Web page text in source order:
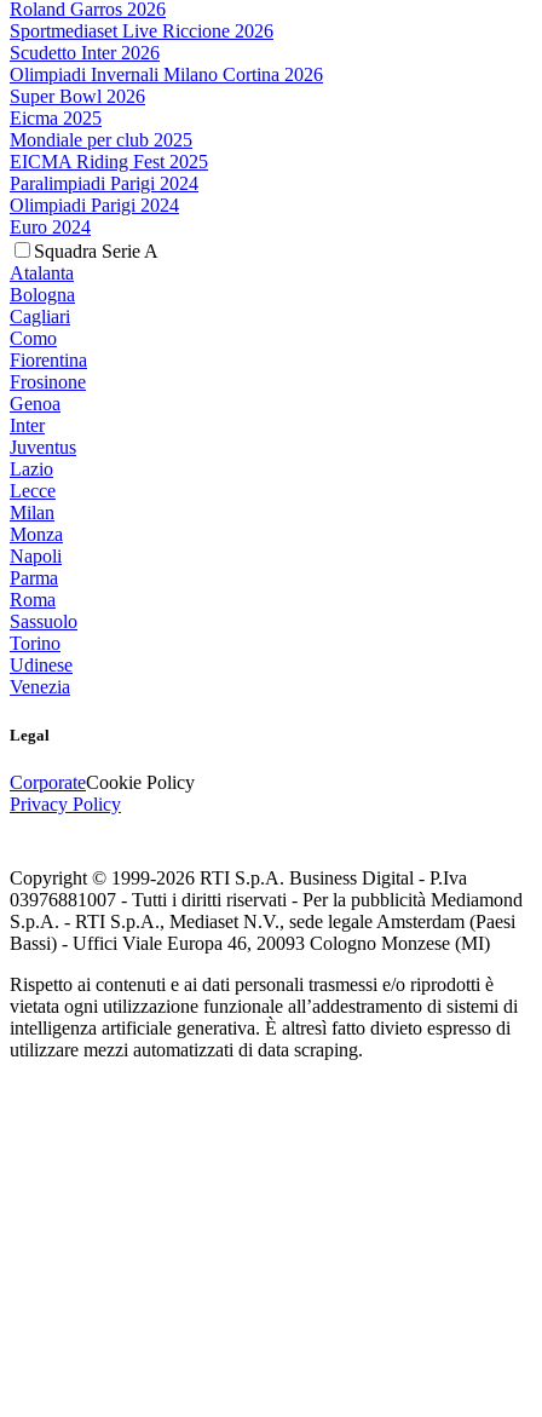
Roland Garros 2026
Sportmediaset Live Riccione 2026
Scudetto Inter 2026
Olimpiadi Invernali Milano Cortina 2026
Super Bowl 2026
Eicma 2025
Mondiale per club 2025
EICMA Riding Fest 2025
Paralimpiadi Parigi 2024
Olimpiadi Parigi 2024
Euro 2024
Squadra Serie A
Atalanta
Bologna
Cagliari
Como
Fiorentina
Frosinone
Genoa
Inter
Juventus
Lazio
Lecce
Milan
Monza
Napoli
Parma
Roma
Sassuolo
Torino
Udinese
Venezia
Legal
CorporateCookie Policy
Privacy Policy
Copyright © 1999-2026 RTI S.p.A. Business Digital - P.Iva
03976881007 - Tutti i diritti riservati - Per la pubblicità Mediamond
S.p.A. - RTI S.p.A., Mediaset N.V., sede legale Amsterdam (Paesi
Bassi) - Uffici Viale Europa 46, 20093 Cologno Monzese (MI)
Rispetto ai contenuti e ai dati personali trasmessi e/o riprodotti è
vietata ogni utilizzazione funzionale all’addestramento di sistemi di
intelligenza artificiale generativa. È altresì fatto divieto espresso di
utilizzare mezzi automatizzati di data scraping.